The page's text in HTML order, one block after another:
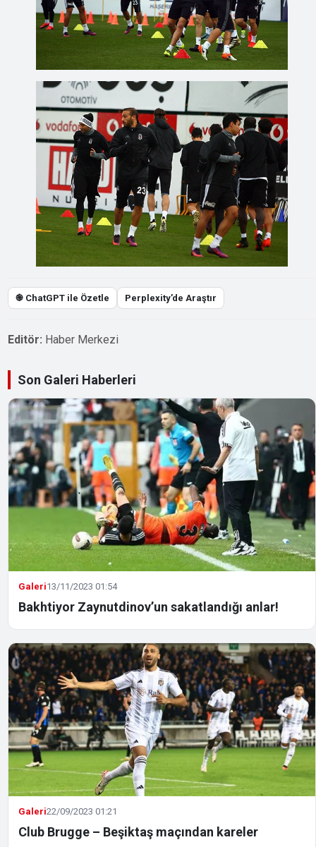
֎ ChatGPT ile Özetle Perplexity’de Araştır
Editör: Haber Merkezi
Son Galeri Haberleri
Galeri13/11/2023 01:54
Bakhtiyor Zaynutdinov’un sakatlandığı anlar!
Galeri22/09/2023 01:21
Club Brugge – Beşiktaş maçından kareler